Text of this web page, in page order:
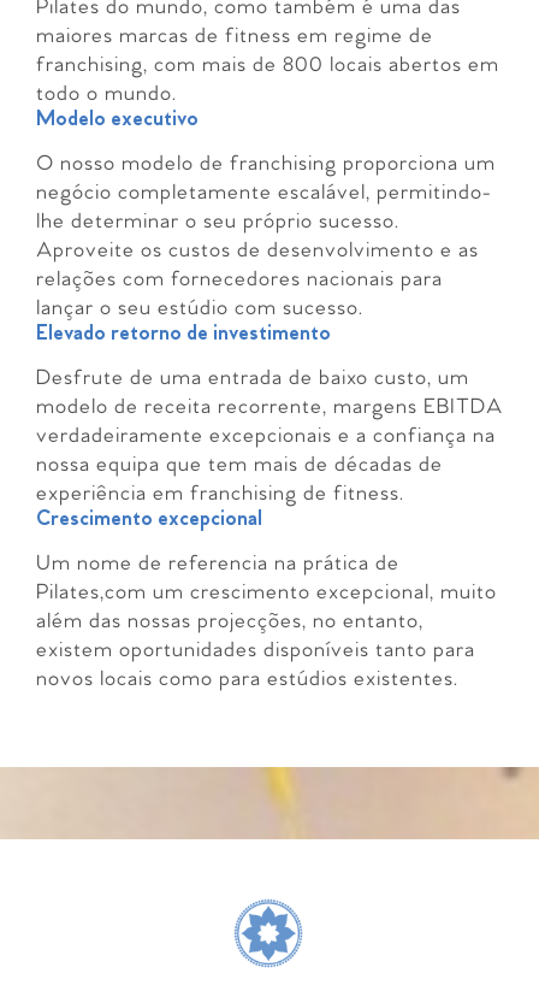
Pilates do mundo, como também é uma das
maiores marcas de fitness em regime de
franchising, com mais de 800 locais abertos em
todo o mundo.
Modelo executivo
O nosso modelo de franchising proporciona um
negócio completamente escalável, permitindo-
lhe determinar o seu próprio sucesso.
Aproveite os custos de desenvolvimento e as
relações com fornecedores nacionais para
lançar o seu estúdio com sucesso.
Elevado retorno de investimento
Desfrute de uma entrada de baixo custo, um
modelo de receita recorrente, margens EBITDA
verdadeiramente excepcionais e a confiança na
nossa equipa que tem mais de décadas de
experiência em franchising de fitness.
Crescimento excepcional
Um nome de referencia na prática de
Pilates,com um crescimento excepcional, muito
além das nossas projecções, no entanto,
existem oportunidades disponíveis tanto para
novos locais como para estúdios existentes.